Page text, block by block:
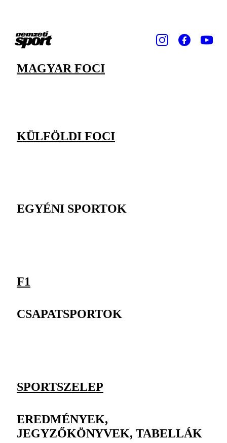
MAGYAR FOCI
KÜLFÖLDI FOCI
EGYÉNI SPORTOK
F1
CSAPATSPORTOK
SPORTSZELEP
EREDMÉNYEK,
JEGYZŐKÖNYVEK, TABELLÁK